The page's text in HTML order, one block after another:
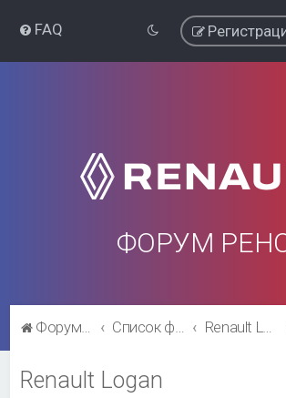
FAQ
ФОРУМ
Форум Рено Список форумов Renault Logan
Renault Logan